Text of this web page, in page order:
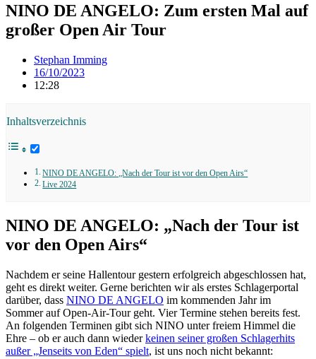
NINO DE ANGELO: Zum ersten Mal auf
großer Open Air Tour
Stephan Imming
16/10/2023
12:28
Inhaltsverzeichnis
NINO DE ANGELO: „Nach der Tour ist vor den Open Airs“
Live 2024
NINO DE ANGELO: „Nach der Tour ist
vor den Open Airs“
Nachdem er seine Hallentour gestern erfolgreich abgeschlossen hat,
geht es direkt weiter. Gerne berichten wir als erstes Schlagerportal
darüber, dass NINO DE ANGELO im kommenden Jahr im
Sommer auf Open-Air-Tour geht. Vier Termine stehen bereits fest.
An folgenden Terminen gibt sich NINO unter freiem Himmel die
Ehre – ob er auch dann wiederkeinen seiner großen Schlagerhits
außer „Jenseits von Eden“ spielt, ist uns noch nicht bekannt: